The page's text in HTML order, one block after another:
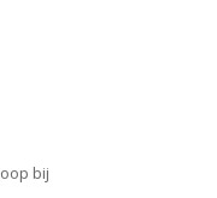
bij